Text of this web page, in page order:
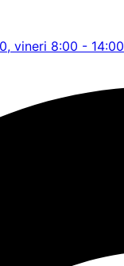
vineri 8:00 - 14:00